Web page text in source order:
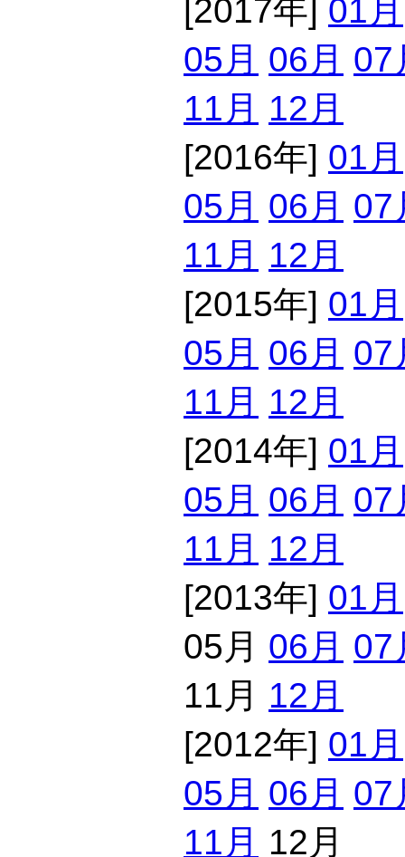
[2017年] 01月
05月 06月 07
11月 12月
[2016年] 01月
05月 06月 07
11月 12月
[2015年] 01月
05月 06月 07
11月 12月
[2014年] 01月
05月 06月 07
11月 12月
[2013年] 01月
05月 06月 07
11月 12月
[2012年] 01月
05月 06月 07
11月 12月